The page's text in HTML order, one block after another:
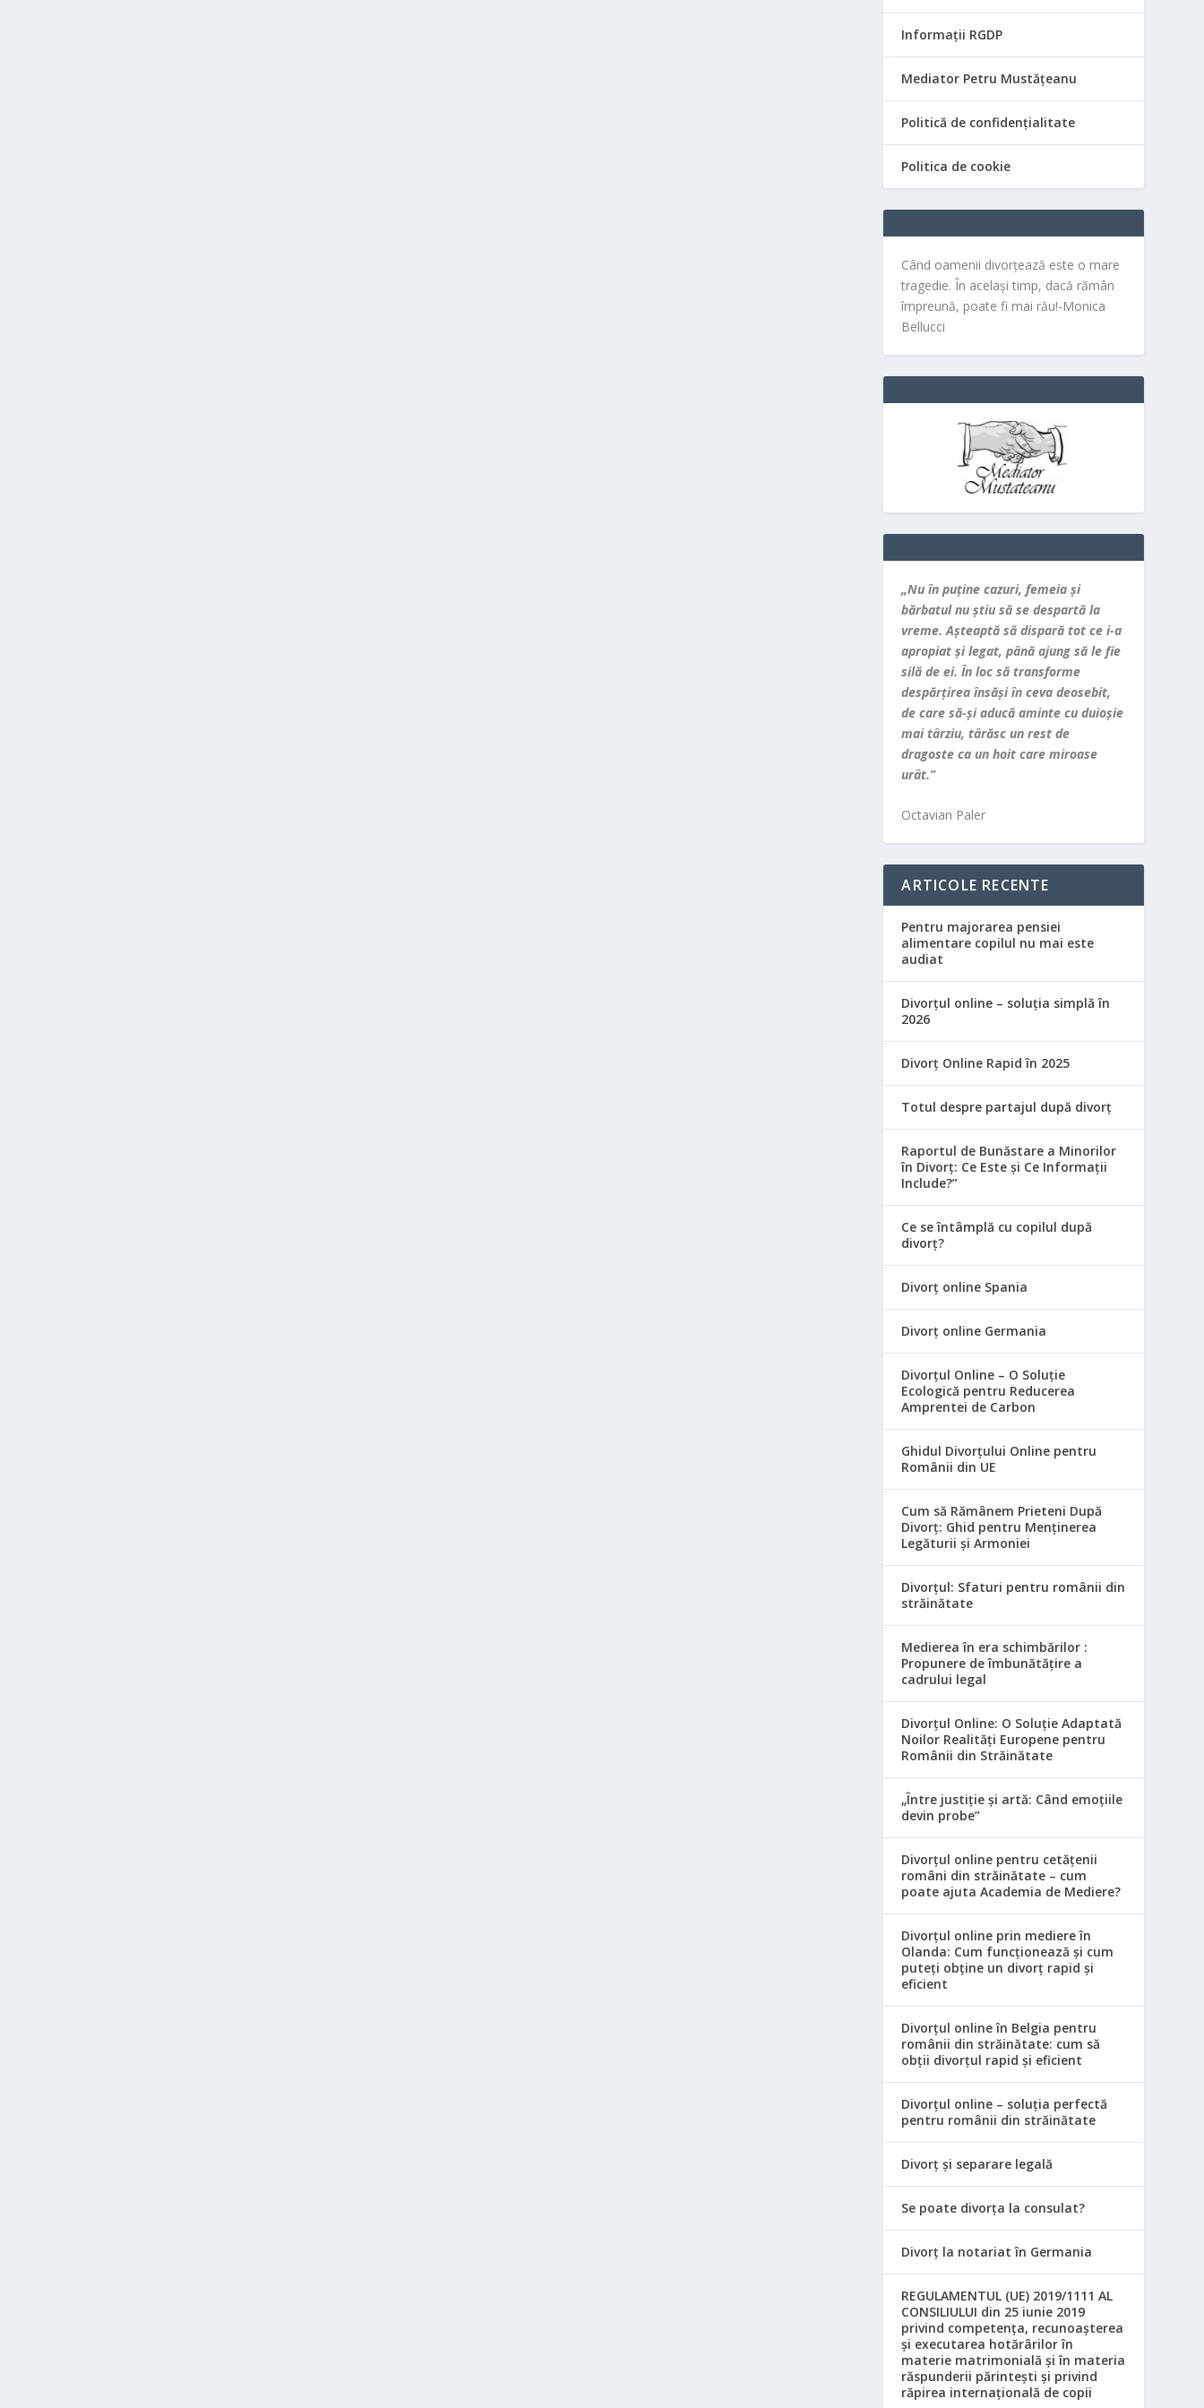
Informații RGDP
Mediator Petru Mustățeanu
Politică de confidențialitate
Politica de cookie
Când oamenii divorțează este o mare
tragedie. În același timp, dacă rămân
împreună, poate fi mai rău!-Monica
Bellucci
„Nu în puţine cazuri, femeia şi
bărbatul nu ştiu să se despartă la
vreme. Aşteaptă să dispară tot ce i-a
apropiat şi legat, până ajung să le fie
silă de ei. În loc să transforme
despărţirea însăşi în ceva deosebit,
de care să-şi aducă aminte cu duioşie
mai târziu, târăsc un rest de
dragoste ca un hoit care miroase
urât.”
Octavian Paler
ARTICOLE RECENTE
Pentru majorarea pensiei
alimentare copilul nu mai este
audiat
Divorțul online – soluția simplă în
2026
Divorț Online Rapid în 2025
Totul despre partajul după divorț
Raportul de Bunăstare a Minorilor
în Divorț: Ce Este și Ce Informații
Include?”
Ce se întâmplă cu copilul după
divorț?
Divorț online Spania
Divorț online Germania
Divorțul Online – O Soluție
Ecologică pentru Reducerea
Amprentei de Carbon
Ghidul Divorțului Online pentru
Românii din UE
Cum să Rămânem Prieteni După
Divorț: Ghid pentru Menținerea
Legăturii și Armoniei
Divorțul: Sfaturi pentru românii din
străinătate
Medierea în era schimbărilor :
Propunere de îmbunătățire a
cadrului legal
Divorțul Online: O Soluție Adaptată
Noilor Realități Europene pentru
Românii din Străinătate
„Între justiție și artă: Când emoțiile
devin probe”
Divorțul online pentru cetățenii
români din străinătate – cum
poate ajuta Academia de Mediere?
Divorțul online prin mediere în
Olanda: Cum funcționează și cum
puteți obține un divorț rapid și
eficient
Divorțul online în Belgia pentru
românii din străinătate: cum să
obții divorțul rapid și eficient
Divorțul online – soluția perfectă
pentru românii din străinătate
Divorț și separare legală
Se poate divorța la consulat?
Divorț la notariat în Germania
REGULAMENTUL (UE) 2019/1111 AL
CONSILIULUI din 25 iunie 2019
privind competența, recunoașterea
și executarea hotărârilor în
materie matrimonială și în materia
răspunderii părintești și privind
răpirea internațională de copii